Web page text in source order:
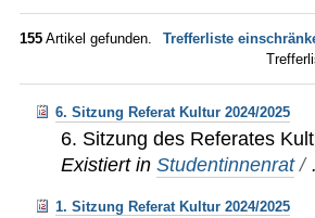
155 Artikel gefunden.
Trefferliste
6. Sitzung Referat Kultur 2024/2025
6. Sitzung des Referates
Existiert in Studentinnenrat /
1. Sitzung Referat Kultur 2024/2025